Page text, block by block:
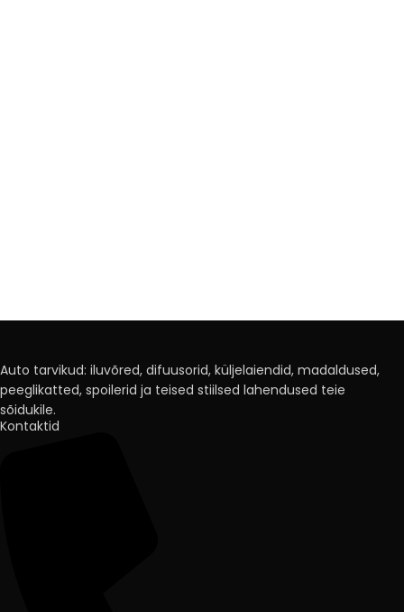
Auto tarvikud: iluvõred, difuusorid, küljelaiendid, madaldused,
peeglikatted, spoilerid ja teised stiilsed lahendused teie
sõidukile.
Kontaktid